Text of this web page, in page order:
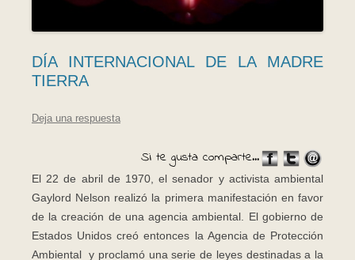
DÍA INTERNACIONAL DE LA MADRE
TIERRA
Deja una respuesta
Si te gusta comparte...
El 22 de abril de 1970, el senador y activista ambiental
Gaylord Nelson realizó la primera manifestación en favor
de la creación de una agencia ambiental. El gobierno de
Estados Unidos creó entonces la Agencia de Protección
Ambiental y proclamó una serie de leyes destinadas a la